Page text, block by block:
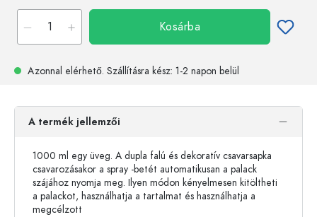
Kosárba
Azonnal elérhető. Szállításra kész: 1-2 napon belül
A termék jellemzői
1000 ml egy üveg. A dupla falú és dekoratív csavarsapka
csavarozásakor a spray -betét automatikusan a palack
szájához nyomja meg. Ilyen módon kényelmesen kitöltheti
a palackot, használhatja a tartalmat és használhatja a
megcélzott